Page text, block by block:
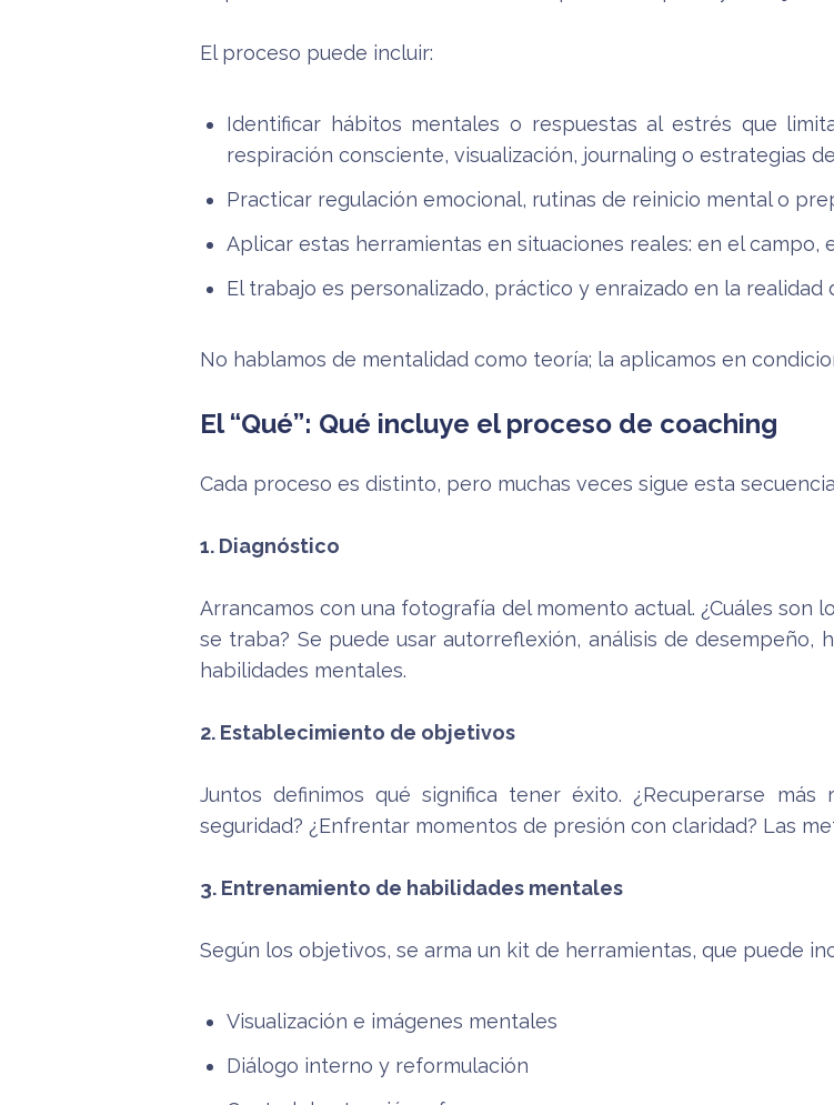
El proceso puede incluir:
Identificar hábitos mentales o respuestas al estrés que
respiración consciente, visualización, journaling o estrategias
Practicar regulación emocional, rutinas de reinicio mental o
Aplicar estas herramientas en situaciones reales: en el campo,
El trabajo es personalizado, práctico y enraizado en la realidad
No hablamos de mentalidad como teoría; la aplicamos en
El “Qué”: Qué incluye el proceso de coaching
Cada proceso es distinto, pero muchas veces sigue esta
1. Diagnóstico
Arrancamos con una fotografía del momento actual. ¿Cuáles son
se traba? Se puede usar autorreflexión, análisis de desempeño,
habilidades mentales.
2. Establecimiento de objetivos
Juntos definimos qué significa tener éxito. ¿Recuperarse
seguridad? ¿Enfrentar momentos de presión con claridad? Las
3. Entrenamiento de habilidades mentales
Según los objetivos, se arma un kit de herramientas, que puede
Visualización e imágenes mentales
Diálogo interno y reformulación